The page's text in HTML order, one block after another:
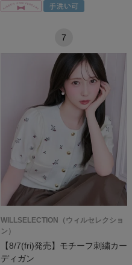
7
WILLSELECTION（ウィルセレクショ
ン）
【8/7(fri)発売】モチーフ刺繍カー
ディガン